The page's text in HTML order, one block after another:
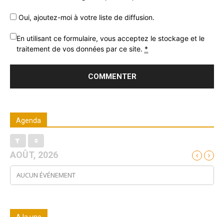
Oui, ajoutez-moi à votre liste de diffusion.
En utilisant ce formulaire, vous acceptez le stockage et le
traitement de vos données par ce site. *
Agenda
AOÛT, 2026
AUCUN ÉVÉNEMENT